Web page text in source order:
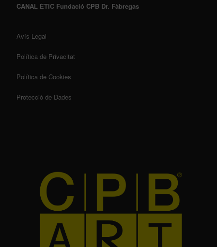
CANAL ÈTIC Fundació CPB Dr. Fàbregas
Avís Legal
Política de Privacitat
Política de Cookies
Protecció de Dades